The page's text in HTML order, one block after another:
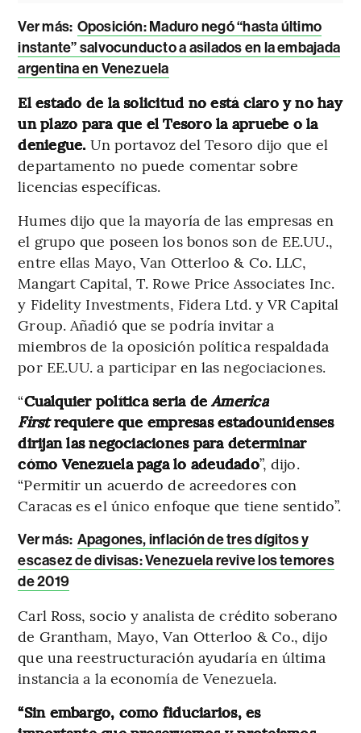
Ver más: Oposición: Maduro negó “hasta último
instante” salvocunducto a asilados en la embajada
argentina en Venezuela
El estado de la solicitud no está claro y no hay
un plazo para que el Tesoro la apruebe o la
deniegue. Un portavoz del Tesoro dijo que el
departamento no puede comentar sobre
licencias específicas.
Humes dijo que la mayoría de las empresas en
el grupo que poseen los bonos son de EE.UU.,
entre ellas Mayo, Van Otterloo & Co. LLC,
Mangart Capital, T. Rowe Price Associates Inc.
y Fidelity Investments, Fidera Ltd. y VR Capital
Group. Añadió que se podría invitar a
miembros de la oposición política respaldada
por EE.UU. a participar en las negociaciones.
“Cualquier política seria deAmerica
Firstrequiere que empresas estadounidenses
dirijan las negociaciones para determinar
cómo Venezuela paga lo adeudado”, dijo.
“Permitir un acuerdo de acreedores con
Caracas es el único enfoque que tiene sentido”.
Ver más: Apagones, inflación de tres dígitos y
escasez de divisas: Venezuela revive los temores
de 2019
Carl Ross, socio y analista de crédito soberano
de Grantham, Mayo, Van Otterloo & Co., dijo
que una reestructuración ayudaría en última
instancia a la economía de Venezuela.
“Sin embargo, como fiduciarios, es